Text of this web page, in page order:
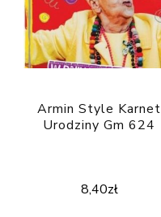
Armin Style Karnet
Urodziny Gm 624
8,40zł